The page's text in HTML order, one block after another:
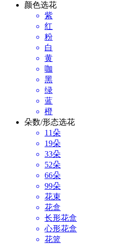
颜色选花
紫
红
粉
白
黄
咖
黑
绿
蓝
橙
朵数/形态选花
11朵
19朵
33朵
52朵
66朵
99朵
花束
花盒
长形花盒
心形花盒
花篮